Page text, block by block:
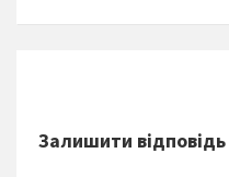
Залишити відповідь